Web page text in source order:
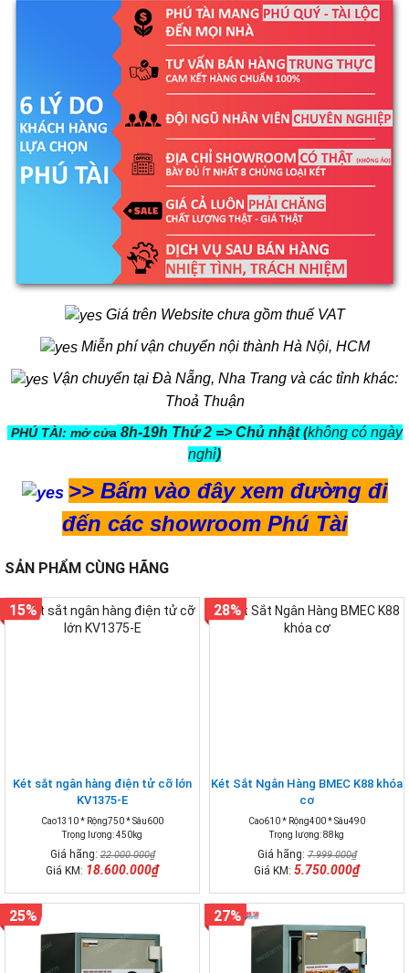
Giá trên Website chưa gồm thuế VAT
Miễn phí vận chuyển nội thành Hà Nội, HCM
Vận chuyển tại Đà Nẵng, Nha Trang và các tỉnh khác:
Thoả Thuận
PHÚ TÀI: mở cửa 8h-19h Thứ 2 => Chủ nhật (không có ngày
nghỉ)
>> Bấm vào đây xem đường đi
đến các showroom Phú Tài
SẢN PHẨM CÙNG HÃNG
Két sắt ngân hàng điện tử cỡ lớn
KV1375-E
Cao1310 * Rộng750 * Sâu600
Trọng lượng: 450kg
Giá hãng:22.000.000₫
Giá KM: 18.600.000₫
15%
Két Sắt Ngân Hàng BMEC K88 khóa
cơ
Cao610 * Rộng400 * Sâu490
Trọng lượng: 88kg
Giá hãng:7.999.000₫
Giá KM: 5.750.000₫
28%
25% 27%